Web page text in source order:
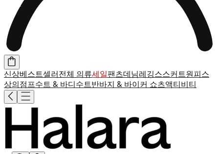
신상베스트셀러 전체 의류세일팬츠데님레깅스스커트원피스
상의 점프수트 & 바디수트반바지 & 바이커 쇼츠액티비티